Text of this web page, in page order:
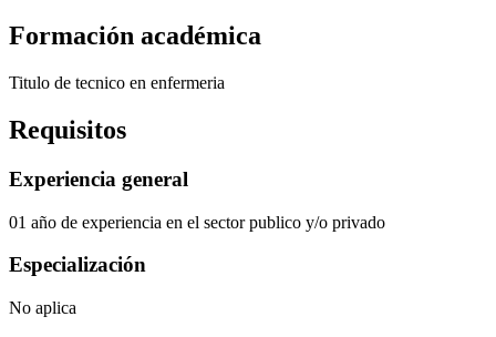
Formación académica
Titulo de tecnico en enfermeria
Requisitos
Experiencia general
01 año de experiencia en el sector publico y/o privado
Especialización
No aplica